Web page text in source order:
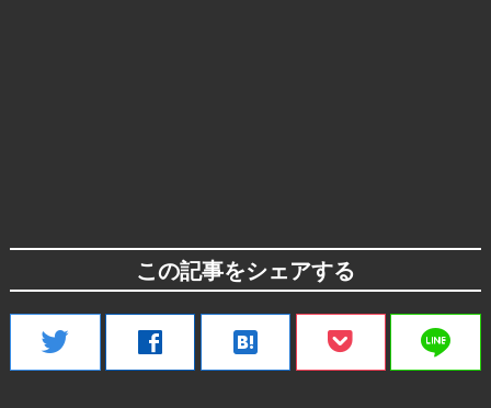
この記事をシェアする
twitter facebook hatenabookmark line